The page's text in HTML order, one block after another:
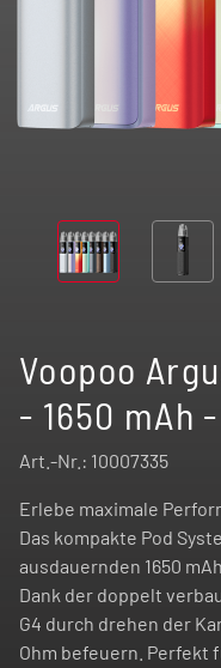
Voopoo
- 1650 mAh
Art.-Nr.: 10007335
Erlebe maximale
Das kompakte Pod
ausdauernden 1650
Dank der doppelt
G4 durch drehen der
Ohm befeuern. Perfekt